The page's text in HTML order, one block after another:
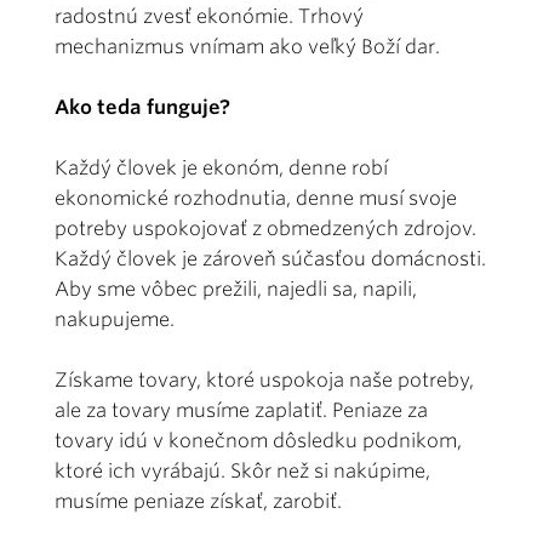
radostnú zvesť ekonómie. Trhový
mechanizmus vnímam ako veľký Boží dar.
Ako teda funguje?
Každý človek je ekonóm, denne robí
ekonomické rozhodnutia, denne musí svoje
potreby uspokojovať z obmedzených zdrojov.
Každý človek je zároveň súčasťou domácnosti.
Aby sme vôbec prežili, najedli sa, napili,
nakupujeme.
Získame tovary, ktoré uspokoja naše potreby,
ale za tovary musíme zaplatiť. Peniaze za
tovary idú v konečnom dôsledku podnikom,
ktoré ich vyrábajú. Skôr než si nakúpime,
musíme peniaze získať, zarobiť.